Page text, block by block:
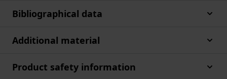
Bibliographical data
Additional material
Product safety information